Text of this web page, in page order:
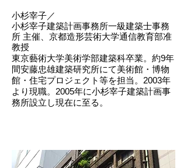
​小杉宰子／
小杉宰子建築計画事務所一級建築士事務
所 主催、京都造形芸術大学通信教育部准
教授
東京藝術大学美術学部建築科卒業。約9年
間安藤忠雄建築研究所にて美術館・博物
館・住宅プロジェクト等を担当。2003年
より現職。2005年に小杉宰子建築計画事
務所設立し現在に至る。